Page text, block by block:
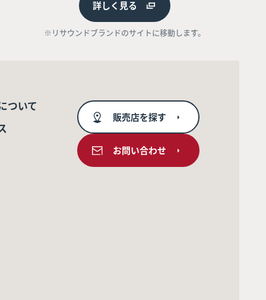
詳しく見る
※リサウンドブランドのサイトに移動します。
ついて
販売店を探す
お問い合わせ